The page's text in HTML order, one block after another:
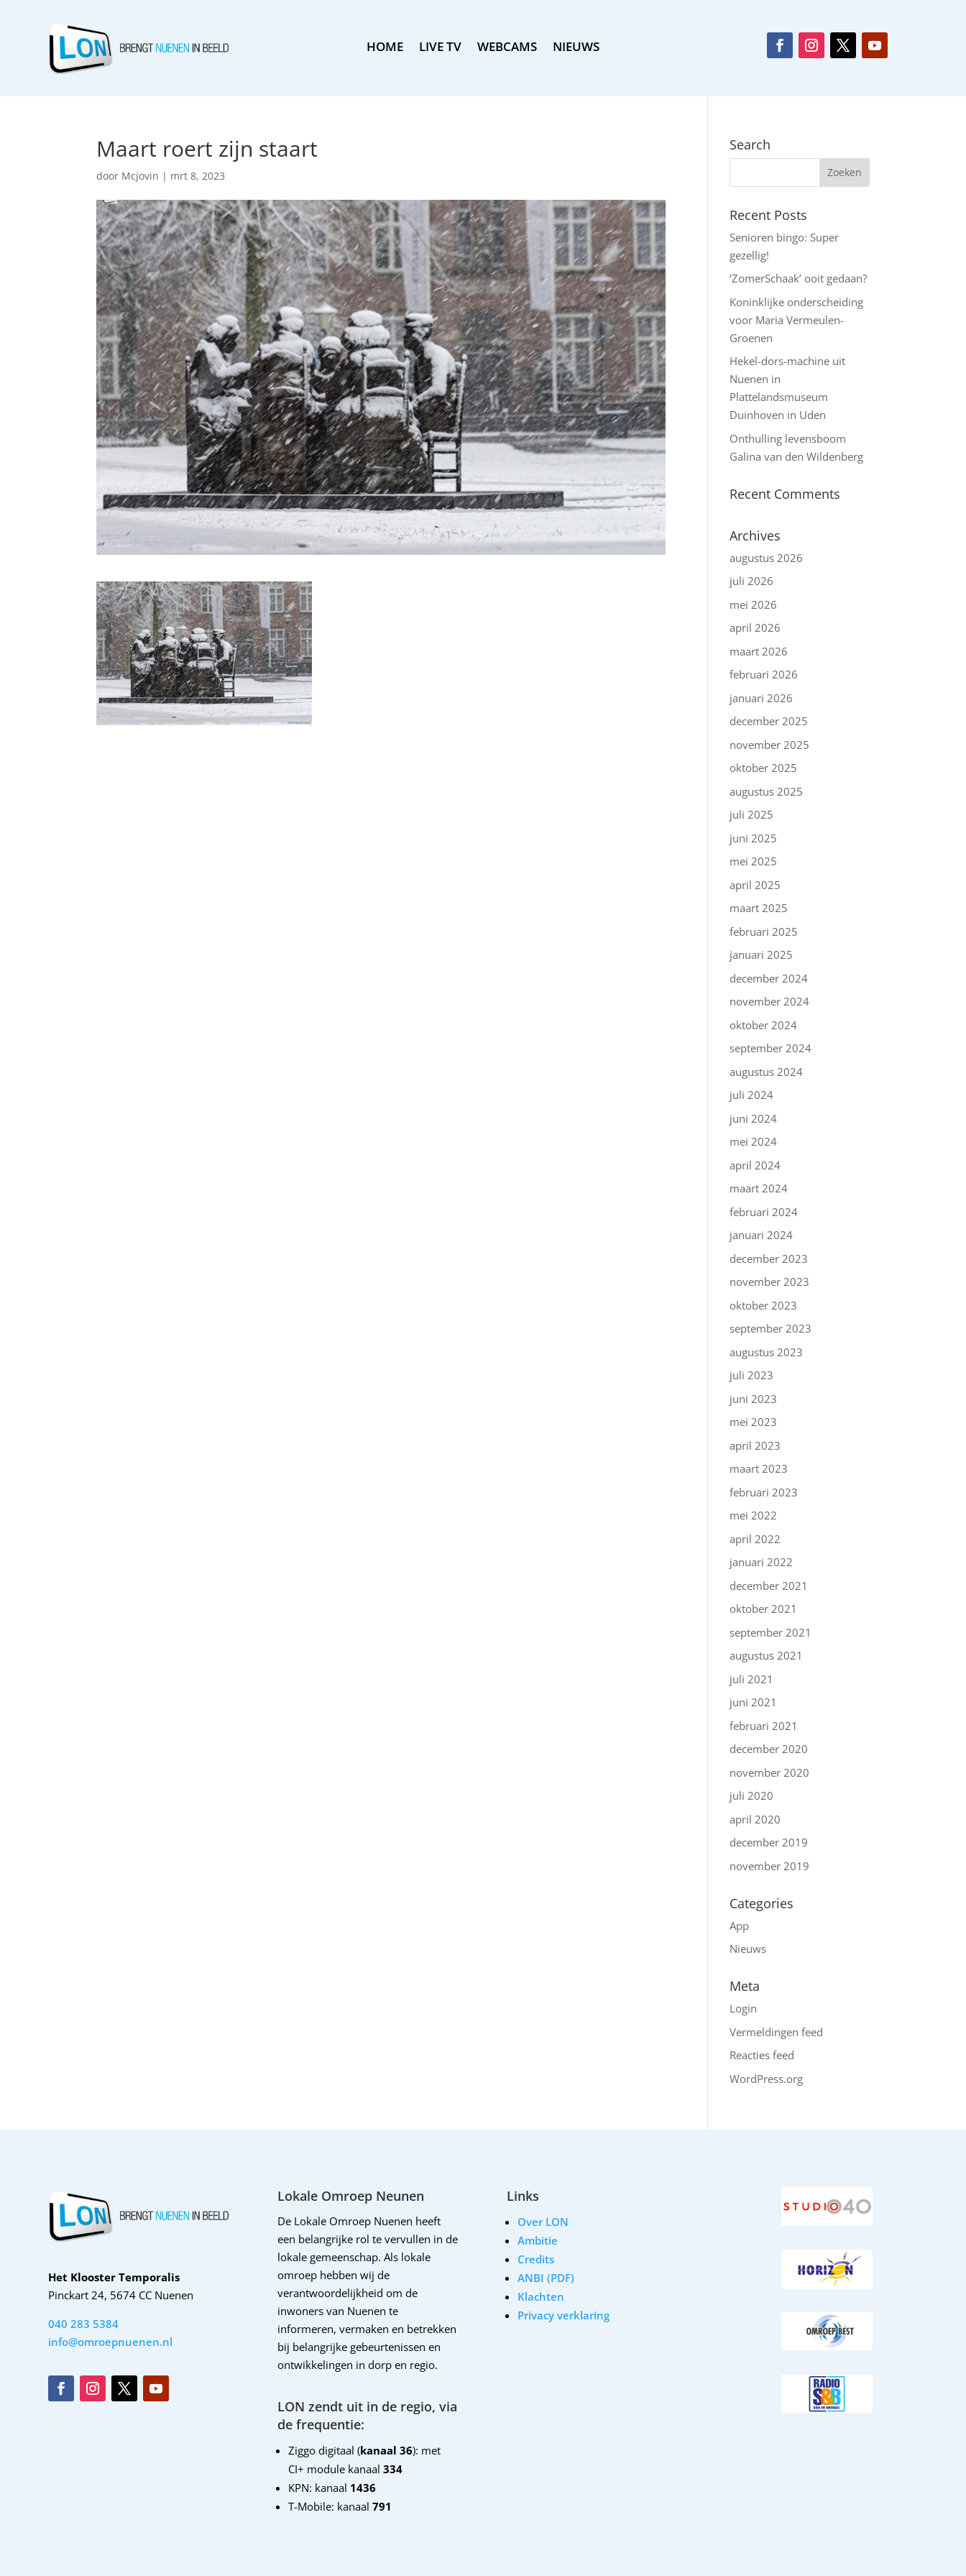
HOME LIVE TV WEBCAMS NIEUWS
Maart roert zijn staart
door Mcjovin | mrt 8, 2023
Search
Recent Posts
Senioren bingo: Super
gezellig!
‘ZomerSchaak’ ooit gedaan?
Koninklijke onderscheiding
voor Maria Vermeulen-
Groenen
Hekel-dors-machine uit
Nuenen in
Plattelandsmuseum
Duinhoven in Uden
Onthulling levensboom
Galina van den Wildenberg
Recent Comments
Archives
augustus 2026
juli 2026
mei 2026
april 2026
maart 2026
februari 2026
januari 2026
december 2025
november 2025
oktober 2025
augustus 2025
juli 2025
juni 2025
mei 2025
april 2025
maart 2025
februari 2025
januari 2025
december 2024
november 2024
oktober 2024
september 2024
augustus 2024
juli 2024
juni 2024
mei 2024
april 2024
maart 2024
februari 2024
januari 2024
december 2023
november 2023
oktober 2023
september 2023
augustus 2023
juli 2023
juni 2023
mei 2023
april 2023
maart 2023
februari 2023
mei 2022
april 2022
januari 2022
december 2021
oktober 2021
september 2021
augustus 2021
juli 2021
juni 2021
februari 2021
december 2020
november 2020
juli 2020
april 2020
december 2019
november 2019
Categories
App
Nieuws
Meta
Login
Vermeldingen feed
Reacties feed
WordPress.org
Het Klooster Temporalis
Pinckart 24, 5674 CC Nuenen
040 283 5384
info@omroepnuenen.nl
Lokale Omroep Neunen
De Lokale Omroep Nuenen heeft
een belangrijke rol te vervullen in de
lokale gemeenschap. Als lokale
omroep hebben wij de
verantwoordelijkheid om de
inwoners van Nuenen te
informeren, vermaken en betrekken
bij belangrijke gebeurtenissen en
ontwikkelingen in dorp en regio.
LON zendt uit in de regio, via
de frequentie:
Ziggo digitaal (kanaal 36): met
CI+ module kanaal 334
KPN: kanaal 1436
T-Mobile: kanaal791
Links
Over LON
Ambitie
Credits
ANBI (PDF)
Klachten
Privacy verklaring